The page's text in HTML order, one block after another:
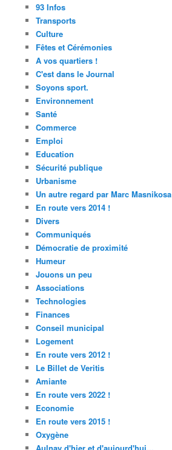
93 Infos
Transports
Culture
Fêtes et Cérémonies
A vos quartiers !
C'est dans le Journal
Soyons sport.
Environnement
Santé
Commerce
Emploi
Education
Sécurité publique
Urbanisme
Un autre regard par Marc Masnikosa
En route vers 2014 !
Divers
Communiqués
Démocratie de proximité
Humeur
Jouons un peu
Associations
Technologies
Finances
Conseil municipal
Logement
En route vers 2012 !
Le Billet de Veritis
Amiante
En route vers 2022 !
Economie
En route vers 2015 !
Oxygène